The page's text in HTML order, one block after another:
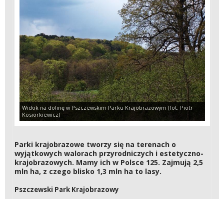
Widok na dolinę w Pszczewskim Parku Krajobrazowym (fot. Piotr
Kosiorkiewicz)
Parki krajobrazowe tworzy się na terenach o
wyjątkowych walorach przyrodniczych i estetyczno-
krajobrazowych. Mamy ich w Polsce 125. Zajmują 2,5
mln ha, z czego blisko 1,3 mln ha to lasy.
Pszczewski Park Krajobrazowy